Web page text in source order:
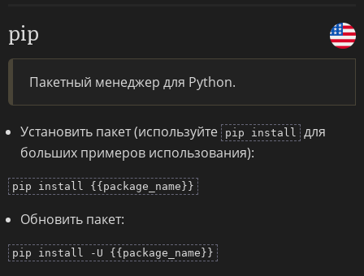
pip
Пакетный менеджер для Python.
Установить пакет (используйте pip install
для
больших примеров использования):
pip install {{package_name}}
Обновить пакет:
pip install -U {{package_name}}